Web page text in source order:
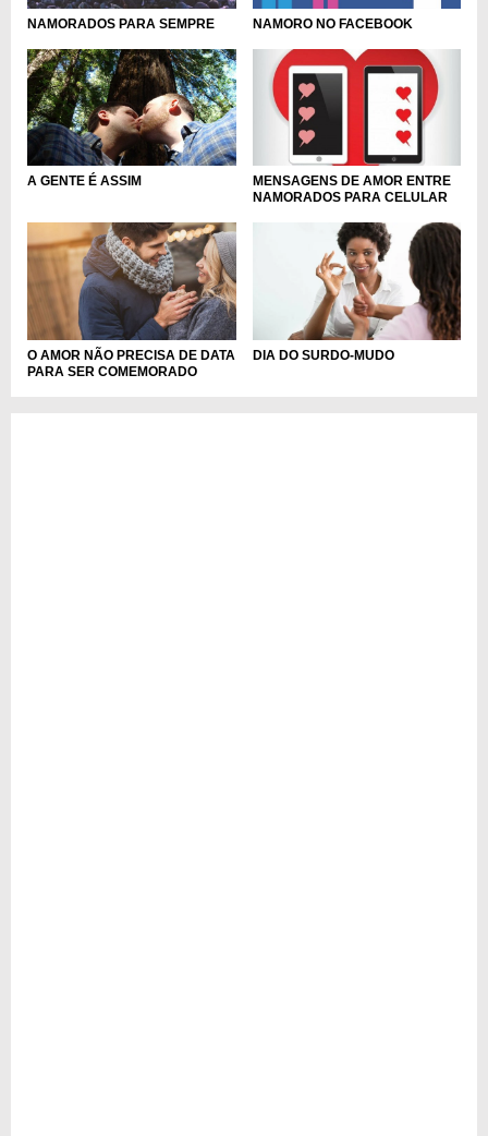
NAMORADOS PARA SEMPRE NAMORO NO FACEBOOK
A GENTE É ASSIM
MENSAGENS DE AMOR ENTRE
NAMORADOS PARA CELULAR
O AMOR NÃO PRECISA DE DATA
PARA SER COMEMORADO
DIA DO SURDO-MUDO